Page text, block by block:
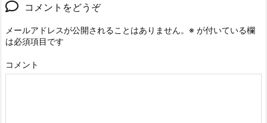
コメントをどうぞ
メールアドレスが公開されることはありません。 ※ が付いている欄
は必須項目です
コメント